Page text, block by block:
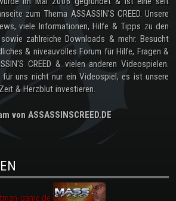
zum Thema ASSASSIN'S CREED. Unsere
viele Informationen, Hilfe & Tipps zu den
zahlreiche Downloads & mehr. Besucht
& niveauvolles Forum für Hilfe, Fragen &
CREED & vielen anderen Videospielen.
für uns nicht nur ein Videospiel, es ist unsere
& Herzblut investieren.
von ASSASSINSCREED.DE